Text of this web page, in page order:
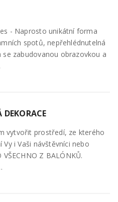
- Naprosto unikátní forma
spotů, nepřehlédnutelná
se zabudovanou obrazovkou a
vytvořit prostředí, ze kterého
Vy i Vaši návštěvníci nebo
VŠECHNO Z BALÓNKŮ.